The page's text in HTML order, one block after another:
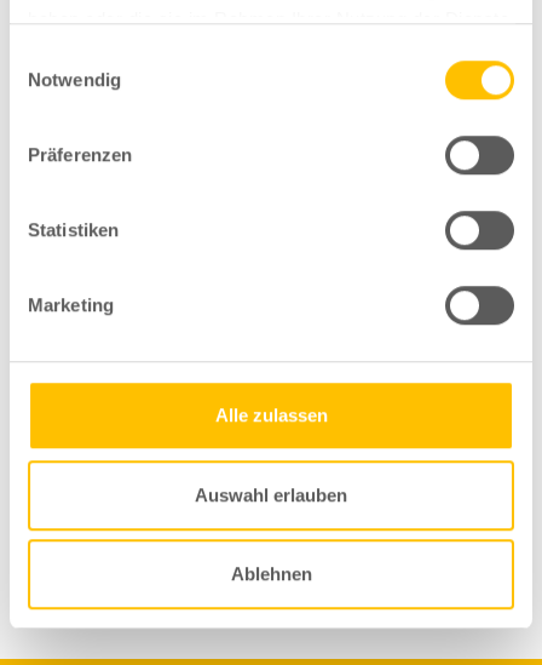
haben oder die sie im Rahmen Ihrer Nutzung der Dienste
Notwendig
Präferenzen
Statistiken
Marketing
Alle zulassen
Auswahl erlauben
Ablehnen
Kommentare für diesen Beitrag sind geschlossen.